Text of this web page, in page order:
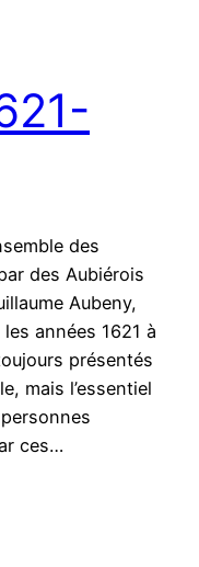
des
des Aubiérois
Aubeny,
années 1621 à
présentés
mais l’essentiel
ces…